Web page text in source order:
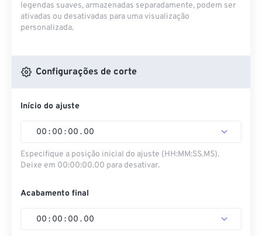
legendas suaves, armazenadas separadamente, podem ser
ativadas ou desativadas para uma visualização
personalizada.
Configurações de corte
Início do ajuste
00 : 00 : 00 . 00
Especifique a posição inicial do ajuste (HH:MM:SS.MS).
Deixe em 00:00:00.00 para desativar.
Acabamento final
00 : 00 : 00 . 00